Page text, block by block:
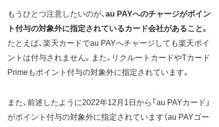
もうひとつ注意したいのが、 au PAYへのチャージがポイン
ト付与の対象外に指定されているカード会社があること。
たとえば、楽天カードでau PAYへチャージしても楽天ポイ
ントは付与されません。また、リクルートカードやTカード
Primeもポイント付与の対象外に指定されています。
また、前述したように2022年12月1日から「au PAYカード」
がポイント付与の対象外に指定されています（au PAYゴー